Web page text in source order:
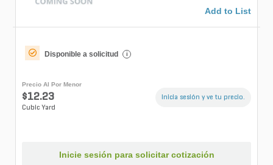
Add to List
Disponible a solicitud i
Precio Al Por Menor
$12.23
Cubic Yard
Inicia sesión y ve tu precio.
Inicie sesión para solicitar cotización